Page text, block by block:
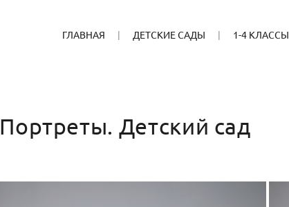
ГЛАВНАЯ ДЕТСКИЕ САДЫ 1-4 КЛАССЫ
Портреты. Детский сад